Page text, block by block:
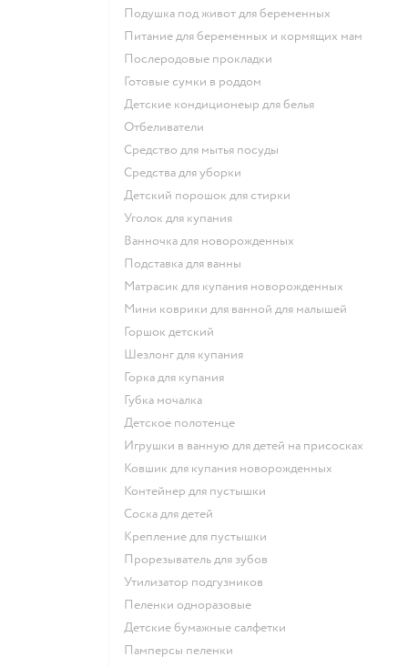
подушка под живот для беременных
питание для беременных и кормящих мам
послеродовые прокладки
готовые сумки в роддом
детские кондиционеыр для белья
отбеливатели
средство для мытья посуды
средства для уборки
детский порошок для стирки
уголок для купания
ванночка для новорожденных
подставка для ванны
матрасик для купания новорожденных
мини коврики для ванной для малышей
горшок детский
шезлонг для купания
горка для купания
губка мочалка
детское полотенце
игрушки в ванную для детей на присосках
ковшик для купания новорожденных
контейнер для пустышки
соска для детей
крепление для пустышки
прорезыватель для зубов
утилизатор подгузников
пеленки одноразовые
детские бумажные салфетки
памперсы пеленки